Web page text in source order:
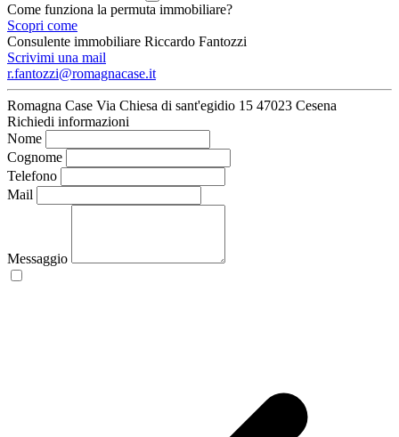
Come funziona la permuta immobiliare?
Scopri come
Consulente immobiliare Riccardo Fantozzi
Scrivimi una mail
r.fantozzi@romagnacase.it
Romagna Case Via Chiesa di sant'egidio 15 47023 Cesena
Richiedi informazioni
Nome
Cognome
Telefono
Mail
Messaggio